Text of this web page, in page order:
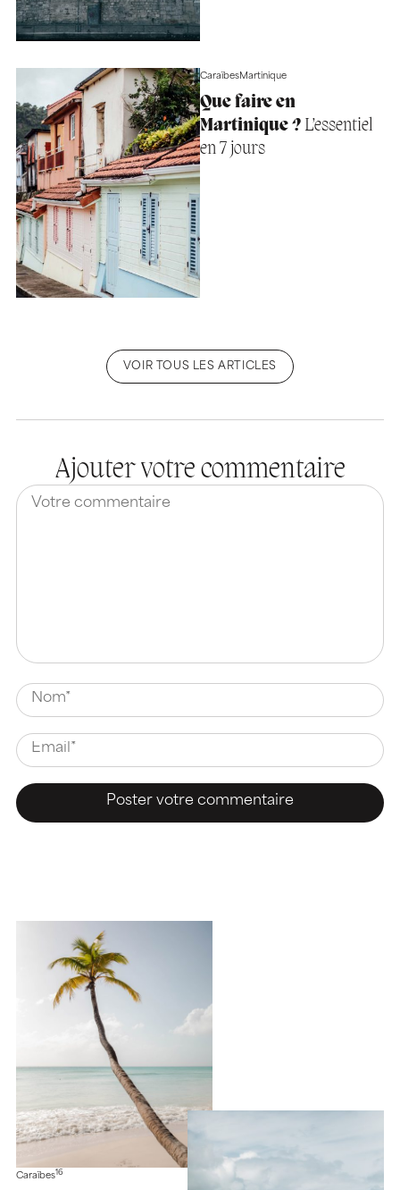
CaraïbesMartinique
Que faire en
Martinique ?L’essentiel
en 7 jours
VOIR TOUS LES ARTICLES
Ajouter votre commentaire
Caraïbes16